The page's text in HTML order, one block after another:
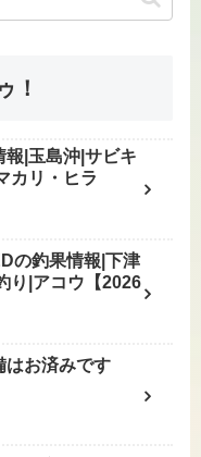
！
報|玉島沖|サビキ
カリ・ヒラ
の釣果情報|下津
り|アコウ【2026
はお済みです